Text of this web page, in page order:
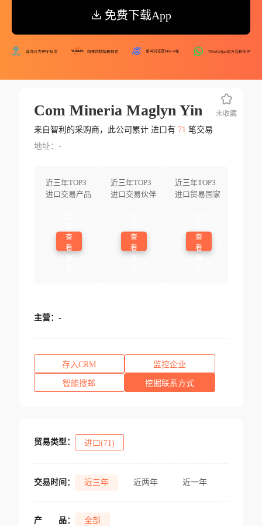
免费下载App
Com Mineria Maglyn Yin
来自智利的采购商，此公司累计 进口有 71 笔交易
地址：-
近三年TOP3
进口交易产品
查
看
近三年TOP3
进口交易伙伴
查
看
近三年TOP3
进口贸易国家
查
看
未收藏
主营： -
存入CRM 监控企业
智能搜邮 挖掘联系方式
贸易类型： 进口(71)
交易时间： 近三年 近两年 近一年
产 品： 全部